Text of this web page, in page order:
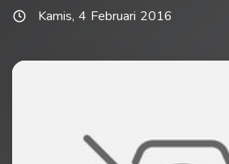
Kamis, 4 Februari 2016